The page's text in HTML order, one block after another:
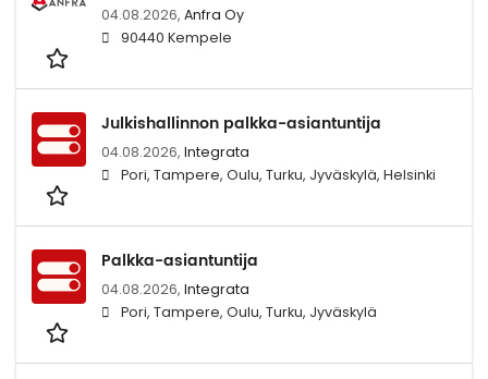
04.08.2026, Anfra Oy
90440 Kempele
Julkishallinnon palkka-asiantuntija
04.08.2026, Integrata
Pori, Tampere, Oulu, Turku, Jyväskylä, Helsinki
Palkka-asiantuntija
04.08.2026, Integrata
Pori, Tampere, Oulu, Turku, Jyväskylä